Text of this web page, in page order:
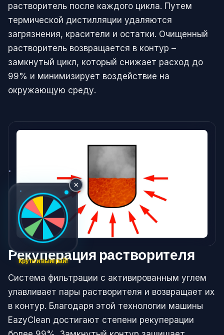
растворитель после каждого цикла. Путем
термической дистилляции удаляются
загрязнения, красители и остатки. Очищенный
растворитель возвращается в контур –
замкнутый цикл, который снижает расход до
99% и минимизирует воздействие на
окружающую среду.
Рекуперация растворителя
Система фильтрации с активированным углем
улавливает пары растворителя и возвращает их
в контур. Благодаря этой технологии машины
EazyClean достигают степени рекуперации
×
Крути и выиграй!